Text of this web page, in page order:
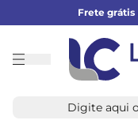
Frete grátis
Linha